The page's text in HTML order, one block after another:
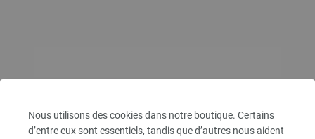
Nous utilisons des cookies dans notre boutique. Certains
d’entre eux sont essentiels, tandis que d’autres nous aident